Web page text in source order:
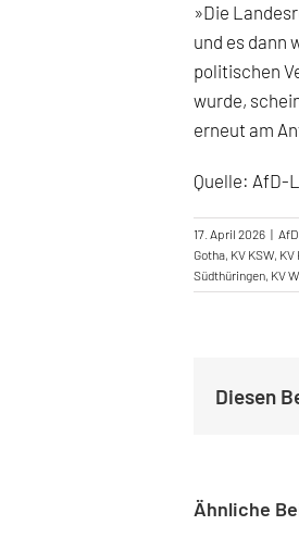
»Die
und es dann
politischen
wurde,
erneut am
Quelle: AfD-
17. April 2026 |
Gotha, KV KSW, KV
Südthüringen, KV
Diesen
Ähnliche